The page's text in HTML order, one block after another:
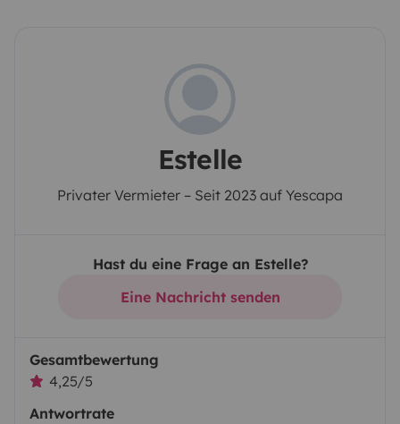
Estelle
Privater Vermieter – Seit 2023 auf Yescapa
Hast du eine Frage an Estelle?
Eine Nachricht senden
Gesamtbewertung
4,25/5
Antwortrate